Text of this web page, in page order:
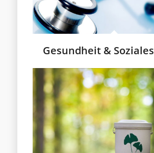
Gesundheit & Soziales